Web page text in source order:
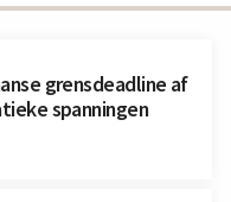
grensdeadline af
spanningen